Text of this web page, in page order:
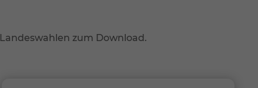
zum Download.